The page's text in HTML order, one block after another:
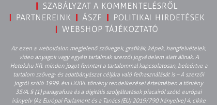
SZABÁLYZAT A KOMMENTELÉSRŐL
PARTNEREINK
ÁSZF
POLITIKAI HIRDETÉSEK
WEBSHOP TÁJÉKOZTATÓ
Az ezen a weboldalon megjelenő szövegek, grafikák, képek, hangfelvételek,
video anyagok vagy egyéb tartalmak szerzői jogvédelem alatt állnak. A
Hetek.hu Kft. minden jogot fenntart a tartalommal kapcsolatosan, beleértve a
tartalom szöveg- és adatbányászat céljára való felhasználását is – A szerzői
jogról szóló 1999. évi LXXVI. törvény rendelkezései értelmében a törvény
35/A. § (1) paragrafusa és a digitális szolgáltatások piacairól szóló európai
irányelv (Az Európai Parlament és a Tanács (EU) 2019/790 Irányelve) 4. cikke